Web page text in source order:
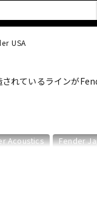
ディン
USA
れているラインが
Acoustics Fender
/ジャズマスター・JMタ